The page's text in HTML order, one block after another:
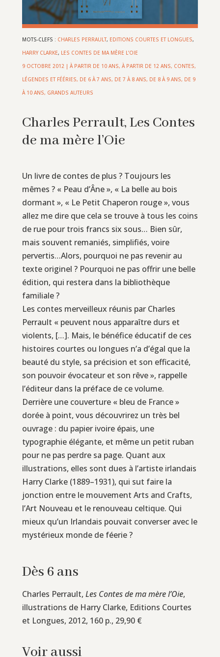
MOTS-CLEFS : CHARLES PERRAULT, EDITIONS COURTES ET LONGUES,
HARRY CLARKE, LES CONTES DE MA MÈRE L’OIE
9 OCTOBRE 2012 | À PARTIR DE 10 ANS, À PARTIR DE 12 ANS, CONTES,
LÉGENDES ET FÉÉRIES, DE 6 À 7 ANS, DE 7 À 8 ANS, DE 8 À 9 ANS, DE 9
À 10 ANS, GRANDS AUTEURS
Charles Perrault, Les Contes
de ma mère l’Oie
Un livre de contes de plus ? Toujours les
mêmes ? « Peau d’Âne », « La belle au bois
dormant », « Le Petit Chaperon rouge », vous
allez me dire que cela se trouve à tous les coins
de rue pour trois francs six sous… Bien sûr,
mais souvent remaniés, simplifiés, voire
pervertis…Alors, pourquoi ne pas revenir au
texte originel ? Pourquoi ne pas offrir une belle
édition, qui restera dans la bibliothèque
familiale ?
Les contes merveilleux réunis par Charles
Perrault « peuvent nous apparaître durs et
violents, […]. Mais, le bénéfice éducatif de ces
histoires courtes ou longues n’a d’égal que la
beauté du style, sa précision et son efficacité,
son pouvoir évocateur et son rêve », rappelle
l’éditeur dans la préface de ce volume.
Derrière une couverture « bleu de France »
dorée à point, vous découvrirez un très bel
ouvrage : du papier ivoire épais, une
typographie élégante, et même un petit ruban
pour ne pas perdre sa page. Quant aux
illustrations, elles sont dues à l’artiste irlandais
Harry Clarke (1889–1931), qui sut faire la
jonction entre le mouvement Arts and Crafts,
l’Art Nouveau et le renouveau celtique. Qui
mieux qu’un Irlandais pouvait converser avec le
mystérieux monde de féerie ?
Dès 6 ans
Charles Perrault, Les Contes de ma mère l’Oie,
illustrations de Harry Clarke, Editions Courtes
et Longues, 2012, 160 p., 29,90 €
Voir aussi